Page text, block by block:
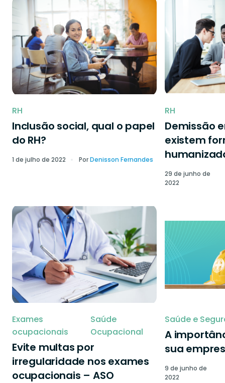
RH
Inclusão social, qual o papel
do RH?
1 de julho de 2022 PorDenisson Fernandes
RH
Demissão
existem
29 de junho de
2022
Exames
ocupacionais
Saúde
Ocupacional
Evite multas por
irregularidade nos exames
ocupacionais – ASO
Saúde e
A
sua
9 de junho de
2022